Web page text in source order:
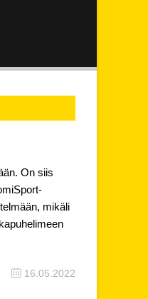
On siis
mikäli
16.05.2022